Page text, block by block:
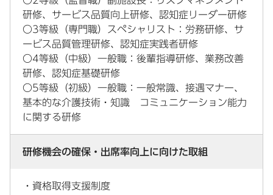
研修、サービス品質向上研修、認知症リーダー研修
〇3等級（専門職）スペシャリスト：労務研修、サ
ービス品質管理研修、認知症実践者研修
〇4等級（中級）一般職：後輩指導研修、業務改善
研修、認知症基礎研修
〇5等級（初級）一般職：一般常識、接遇マナー、
基本的な介護技術・知識 コミュニケーション能力
に関する研修
研修機会の確保・出席率向上に向けた取組
・資格取得支援制度